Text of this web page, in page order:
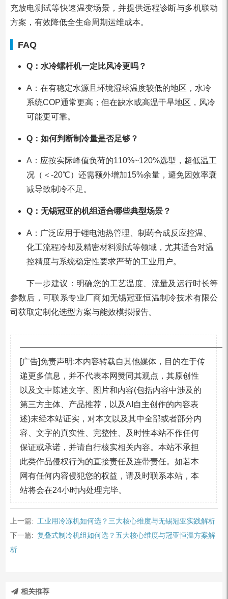
充放电测试等快速温变场景，并提供远程诊断与多机联动
方案，有效降低全生命周期运维成本。
FAQ
Q：水冷螺杆机一定比风冷更吗？
A：在有稳定水源且环境湿球温度较低的地区，水冷
系统COP通常更高；但在缺水或高温干旱地区，风冷
可能更可靠。
Q：如何判断制冷量是否足够？
A：应按实际峰值负荷的110%~120%选型，超低温工
况（＜-20℃）还需额外增加15%余量，避免因效率衰
减导致制冷不足。
Q：无锡冠亚的机组适合哪些典型场景？
A：广泛应用于锂电池热管理、制药合成反应控温、
化工流程冷却及精密材料测试等领域，尤其适合对温
控精度与系统稳定性要求严苛的工业用户。
下一步建议：明确您的工艺温度、流量及运行时长等
参数后，可联系专业厂商如无锡冠亚恒温制冷技术有限公
司获取定制化选型方案与能效模拟报告。
[广告]免责声明:本内容转载自其他媒体，目的在于传
递更多信息，并不代表本网赞同其观点，其原创性
以及文中陈述文字、图片和内容(包括内容中涉及的
第三方主体、产品推荐，以及AI自主创作的内容表
述)未经本站证实，对本文以及其中全部或者部分内
容、文字的真实性、完整性、及时性本站不作任何
保证或承诺，并请自行核实相关内容。本站不承担
此类作品侵权行为的直接责任及连带责任。如若本
网有任何内容侵犯您的权益，请及时联系本站，本
站将会在24小时内处理完毕。
上一篇: 工业用冷冻机如何选？三大核心维度与无锡冠亚实践解析
下一篇: 复叠式制冷机组如何选？五大核心维度与冠亚恒温方案解
析
相关推荐